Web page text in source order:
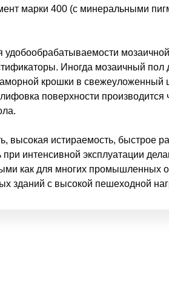
марки 400 (с минеральными
удобообрабатываемости
Иногда мозаичный пол
крошки в свежеуложенный
поверхности производится
высокая истираемость, быстрое
при интенсивной эксплуатации
как для многих промышленных
зданий с высокой пешеходной